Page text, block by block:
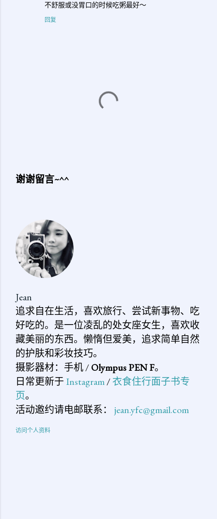
不舒服或没胃口的时候吃粥最好～
回复
论
谢谢留言~^^
Jean
追求自在生活，喜欢旅行、尝试新事物、吃
好吃的。是一位凌乱的处女座女生，喜欢收
藏美丽的东西。懒惰但爱美，追求简单自然
的护肤和彩妆技巧。
摄影器材：手机 /Olympus PEN F。
日常更新于 Instagram/衣食住行面子书专
页。
活动邀约请电邮联系： jean.yfc@gmail.com
访问个人资料